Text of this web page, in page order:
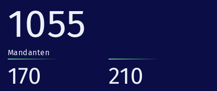
1055
Mandanten
170 210